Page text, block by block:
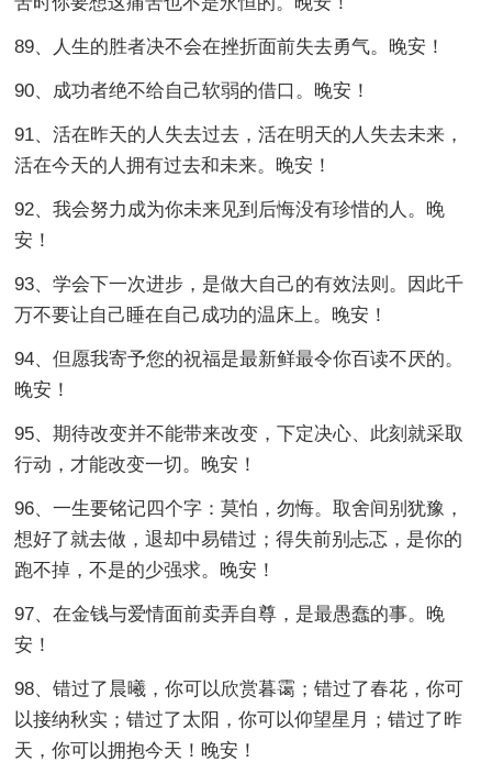
89、人生的胜者决不会在挫折面前失去勇气。晚安！
90、成功者绝不给自己软弱的借口。晚安！
91、活在昨天的人失去过去，活在明天的人失去未来，
活在今天的人拥有过去和未来。晚安！
92、我会努力成为你未来见到后悔没有珍惜的人。晚
安！
93、学会下一次进步，是做大自己的有效法则。因此千
万不要让自己睡在自己成功的温床上。晚安！
94、但愿我寄予您的祝福是最新鲜最令你百读不厌的。
晚安！
95、期待改变并不能带来改变，下定决心、此刻就采取
行动，才能改变一切。晚安！
96、一生要铭记四个字：莫怕，勿悔。取舍间别犹豫，
想好了就去做，退却中易错过；得失前别忐忑，是你的
跑不掉，不是的少强求。晚安！
97、在金钱与爱情面前卖弄自尊，是最愚蠢的事。晚
安！
98、错过了晨曦，你可以欣赏暮霭；错过了春花，你可
以接纳秋实；错过了太阳，你可以仰望星月；错过了昨
天，你可以拥抱今天！晚安！